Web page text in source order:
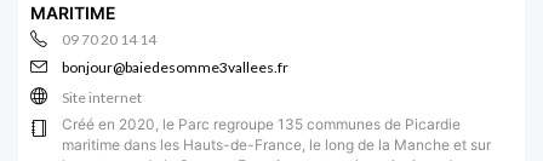
MARITIME
09 70 20 14 14
bonjour@baiedesomme3vallees.fr
Site internet
Créé en 2020, le Parc regroupe 135 communes de Picardie
maritime dans les Hauts-de-France, le long de la Manche et sur